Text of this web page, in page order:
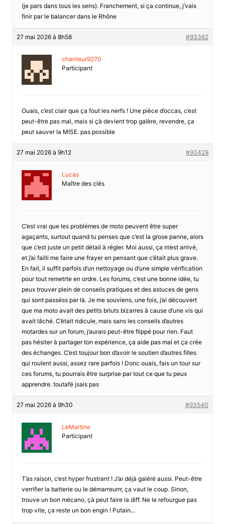
(je pars dans tous les sens). Franchement, si ça continue, j’vais
finir par le balancer dans le Rhône
27 mai 2026 à 8h58 #93362
chanteur9270
Participant
Ouais, c’est clair que ça fout les nerfs ! Une pièce d’occas, c’est
peut-être pas mal, mais si çà devient trop galère, revendre, ça
peut sauver la MISE. pas possible
27 mai 2026 à 9h12 #93429
Lucas
Maître des clés
C’est vrai que les problémes de moto peuvent être super
agaçants, surtout quand tu penses que c’est la grose panne, alors
que c’est juste un petit détail à régler. Moi aussi, ça m’est arrivé,
et j’ai failli me faire une frayer en pensant que c’était plus grave.
En fait, il suffit parfois d’un nettoyage ou d’une simple vérification
pour tout remetrte en ordre. Les forums, c’est une bonne idée, tu
peux trouver plein de conseils pratiques et des astuces de gens
qui sont passéss par là. Je me souviens, une fois, j’ai découvert
que ma moto avait des petits briuts bizarres à cause d’une vis qui
avait lâché. C’ètait ridicule, mais sans les conseils d’autres
motardes sur un forum, j’aurais peut-être flippé pour rien. Faut
pas hésiter à partager ton expérience, ça aide pas mal et ça crée
des échanges. C’est toujour bon d’avoir le soutien d’autres filles
qui roulent aussi, assez rare parfois ! Donc ouais, fais un tour sur
ces forums, tu pourrais être surprise par tout ce que tu peux
apprendre. toutafé jsais pas
27 mai 2026 à 9h30 #93540
LeMartine
Participant
T’as raison, c’est hyper frustrant ! J’ai déjà galéré aussi. Peut-être
verrifier la batterie ou le démarreurrr, ça vaut le coup. Sinon,
trouve un bon mécano, çà peut faire la diff. Ne le refourgue pas
trop vite, ça reste un bon engin ! Putain…